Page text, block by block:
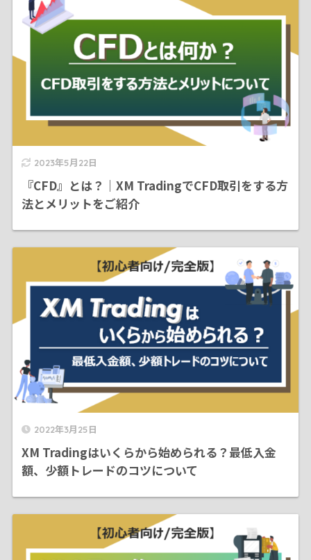
2023年5月22日
『CFD』とは？｜XM TradingでCFD取引をする方
法とメリットをご紹介
2022年3月25日
XM Tradingはいくらから始められる？最低入金
額、少額トレードのコツについて